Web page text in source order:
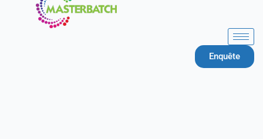
Enquête